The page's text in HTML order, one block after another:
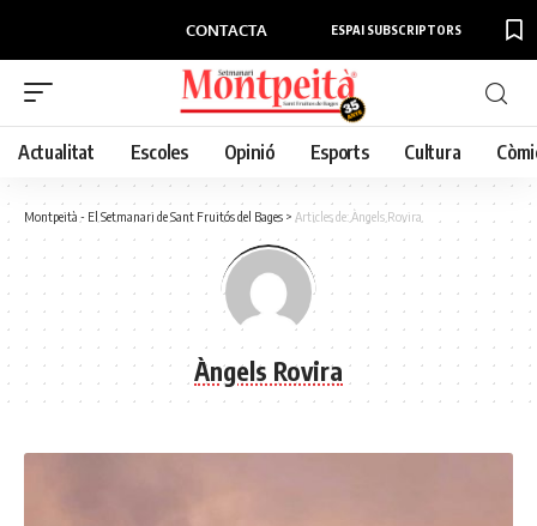
CONTACTA ESPAI SUBSCRIPTORS
Actualitat Escoles Opinió Esports Cultura
Montpeità - El Setmanari de Sant Fruitós del Bages > Articles de: Àngels Rovira
Àngels Rovira